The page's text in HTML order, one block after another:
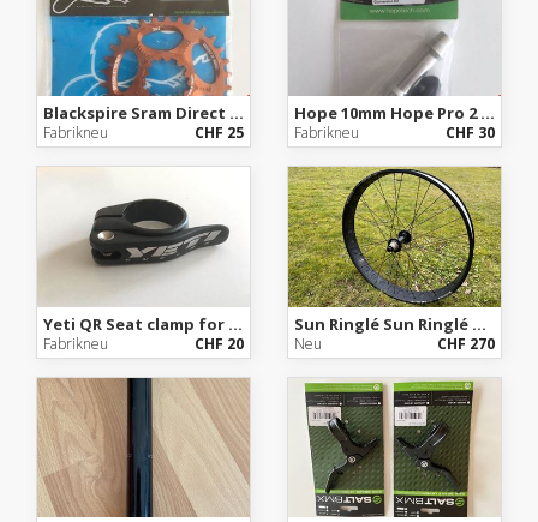
Blackspire Sram Direct Mount Orange 30T 6mm Offset Non Boost
Fabrikneu CHF 25
Hope 10mm Hope Pro 2 conversion kit
Fabrikneu CHF 30
Yeti QR Seat clamp for 30.9mm seatpost
Fabrikneu CHF 20
Sun Ringlé Sun Ringlé Mulefüt 80 27.5" 80mm
Neu CHF 270